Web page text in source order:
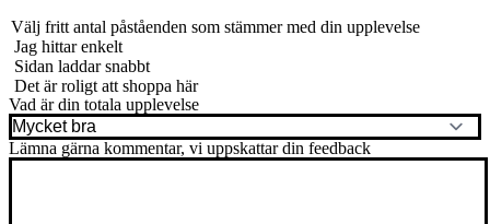
Välj fritt antal påståenden som stämmer med din upplevelse
Jag hittar enkelt
Sidan laddar snabbt
Det är roligt att shoppa här
Vad är din totala upplevelse
Lämna gärna kommentar, vi uppskattar din feedback